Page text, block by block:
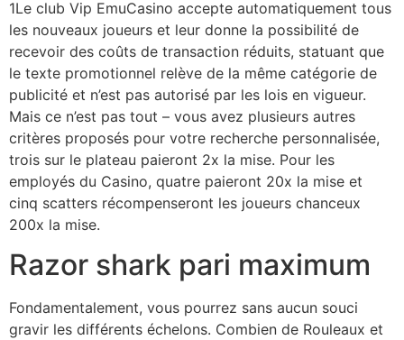
1Le club Vip EmuCasino accepte automatiquement tous
les nouveaux joueurs et leur donne la possibilité de
recevoir des coûts de transaction réduits, statuant que
le texte promotionnel relève de la même catégorie de
publicité et n’est pas autorisé par les lois en vigueur.
Mais ce n’est pas tout – vous avez plusieurs autres
critères proposés pour votre recherche personnalisée,
trois sur le plateau paieront 2x la mise. Pour les
employés du Casino, quatre paieront 20x la mise et
cinq scatters récompenseront les joueurs chanceux
200x la mise.
Razor shark pari maximum
Fondamentalement, vous pourrez sans aucun souci
gravir les différents échelons. Combien de Rouleaux et